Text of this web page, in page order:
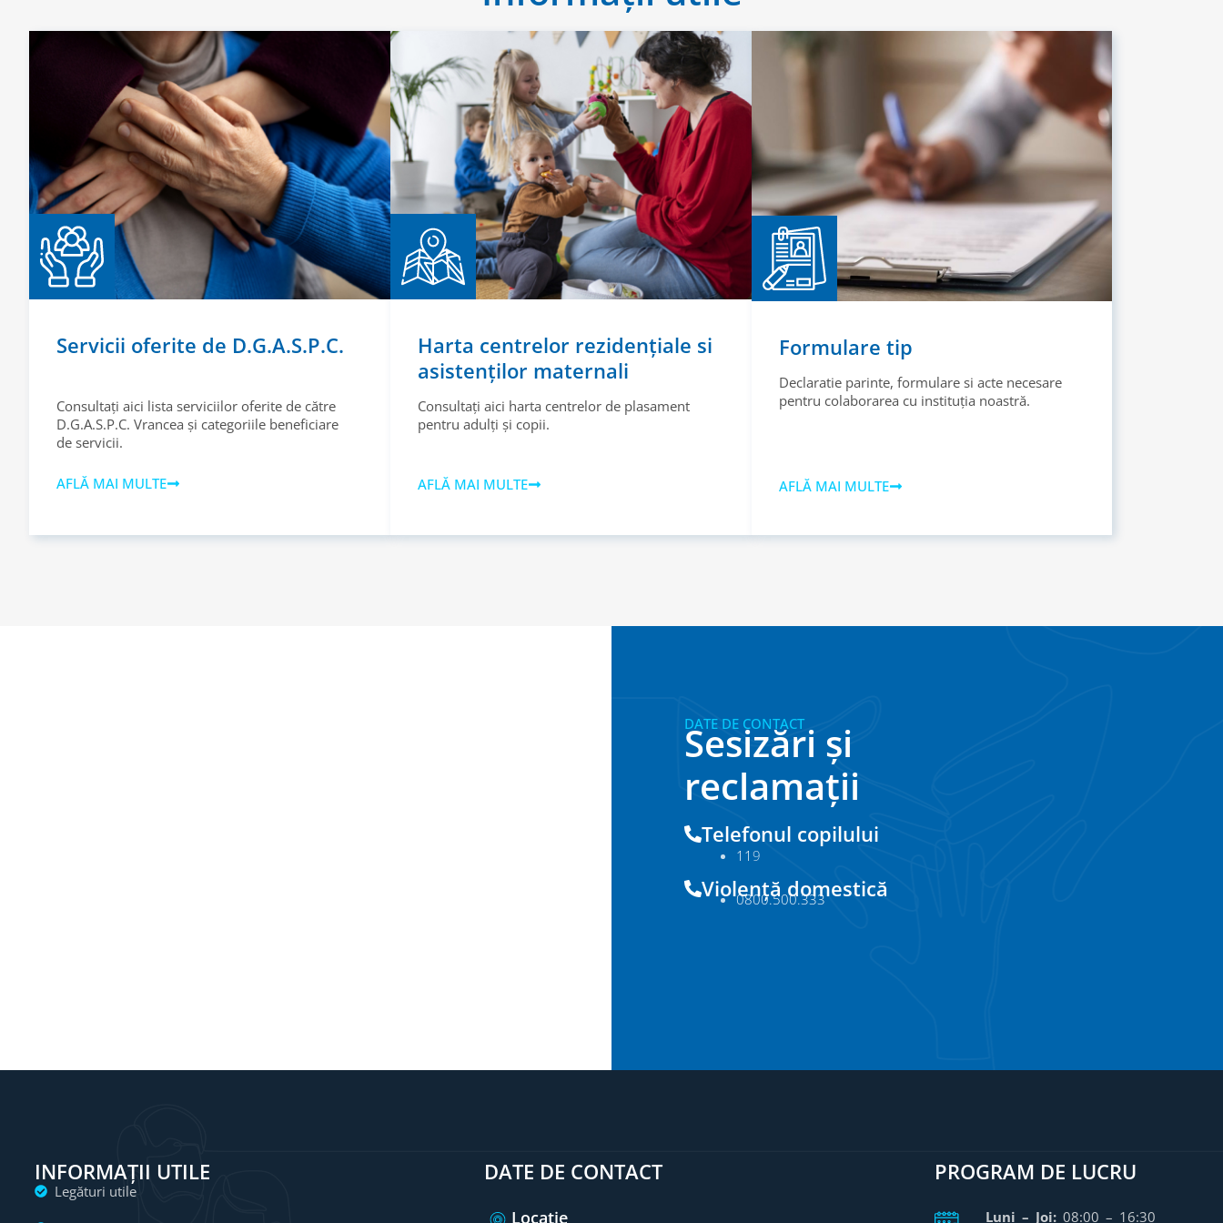
Servicii oferite de D.G.A.S.P.C.
Consultați aici lista serviciilor oferite de către
D.G.A.S.P.C. Vrancea și categoriile beneficiare
de servicii.
AFLĂ MAI MULTE
Harta centrelor rezidențiale si
asistenților maternali
Consultați aici harta centrelor de plasament
pentru adulți și copii.
AFLĂ MAI MULTE
Formulare tip
Declaratie parinte, formulare si acte necesare
pentru colaborarea cu instituția noastră.
AFLĂ MAI MULTE
DATE DE CONTACT
Sesizări și
reclamații
Telefonul copilului
11 9
Violență domestică
0800.500.333
INFORMAȚII UTILE
Legături utile
DATE DE CONTACT
Locație
PROGRAM DE LUCRU
Luni – Joi:08:00 – 16:30